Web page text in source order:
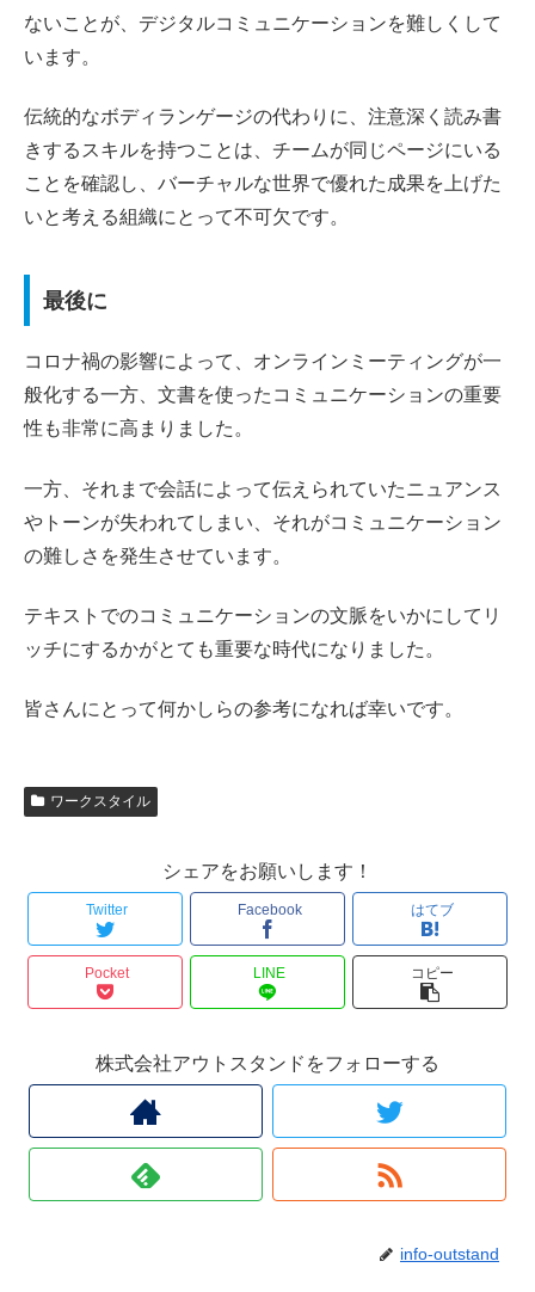
ないことが、デジタルコミュニケーションを難しくして
います。
伝統的なボディランゲージの代わりに、注意深く読み書
きするスキルを持つことは、チームが同じページにいる
ことを確認し、バーチャルな世界で優れた成果を上げた
いと考える組織にとって不可欠です。
最後に
コロナ禍の影響によって、オンラインミーティングが一
般化する一方、文書を使ったコミュニケーションの重要
性も非常に高まりました。
一方、それまで会話によって伝えられていたニュアンス
やトーンが失われてしまい、それがコミュニケーション
の難しさを発生させています。
テキストでのコミュニケーションの文脈をいかにしてリ
ッチにするかがとても重要な時代になりました。
皆さんにとって何かしらの参考になれば幸いです。
ワークスタイル
シェアをお願いします！
Twitter Facebook はてブ
Pocket LINE コピー
株式会社アウトスタンドをフォローする
info-outstand